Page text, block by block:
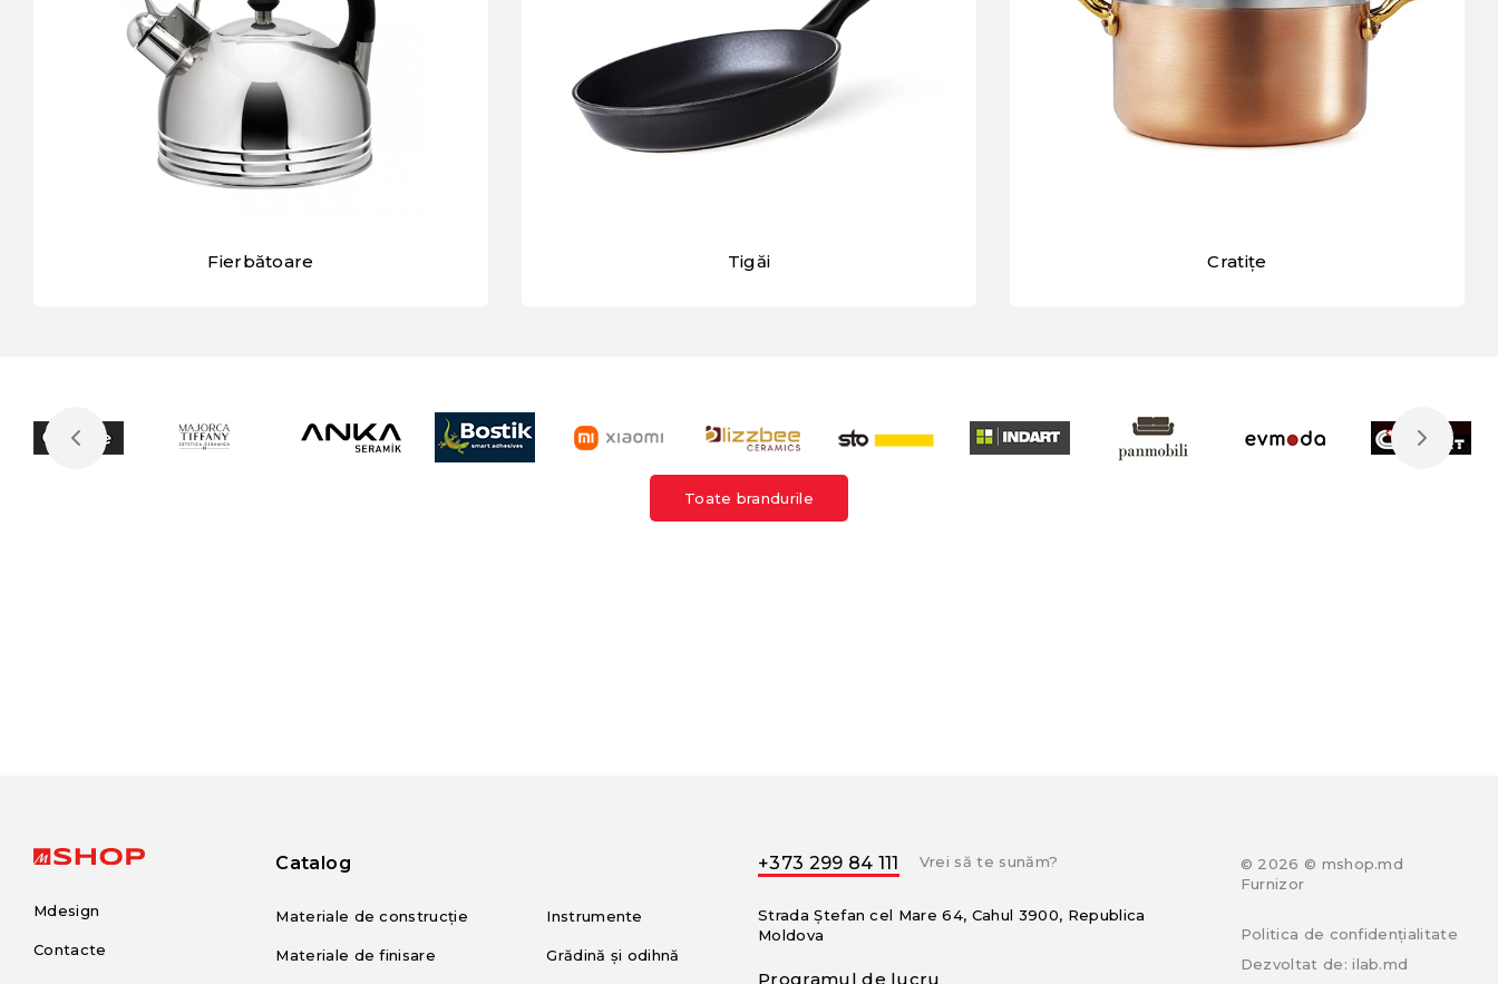
Fierbătoare Tigăi Cratițe
Toate brandurile
Mdesign
Contacte
Catalog
Materiale de construcție
Materiale de finisare
Instrumente
Grădină și odihnă
+373 299 84 111 Vrei să te sunăm?
Strada Ștefan cel Mare 64, Cahul 3900, Republica
Moldova
Programul de lucru
© 2026 © mshop.md
Furnizor
Politica de confidențialitate
Dezvoltat de:ilab.md